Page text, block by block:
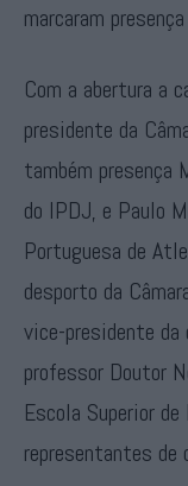
marcaram
Com a abertura a
presidente da
também presença
do IPDJ, e Paulo
Portuguesa de
desporto da
vice-presidente da
professor Doutor
Escola Superior
representantes